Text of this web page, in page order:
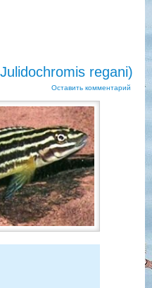
regani)
Оставить комментарий